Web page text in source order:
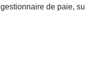
gestionnaire de paie,